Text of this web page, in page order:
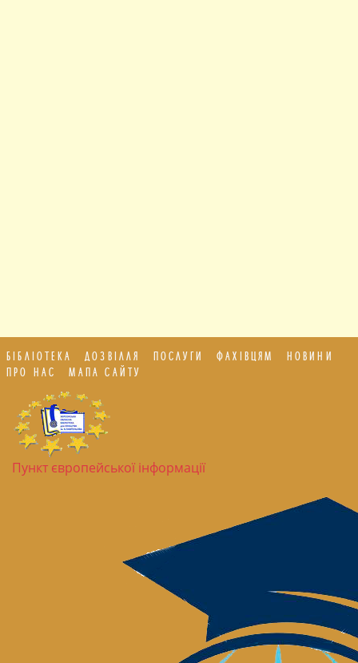
БІБЛІОТЕКА ДОЗВІЛЛЯ ПОСЛУГИ ФАХІВЦЯМ
НОВИНИ
ПРО НАС
МАПА САЙТУ
Пункт європейської інформації